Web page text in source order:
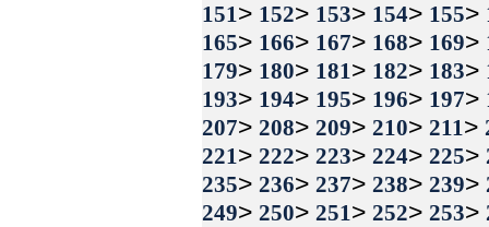
151 > 152> 153> 154> 155>
165> 166> 167> 168> 169>
179> 180> 181 > 182> 183>
193> 194> 195> 196> 197>
207> 208> 209> 210> 211 >
221 > 222> 223> 224> 225>
235> 236> 237> 238> 239>
249> 250> 251 > 252> 253>